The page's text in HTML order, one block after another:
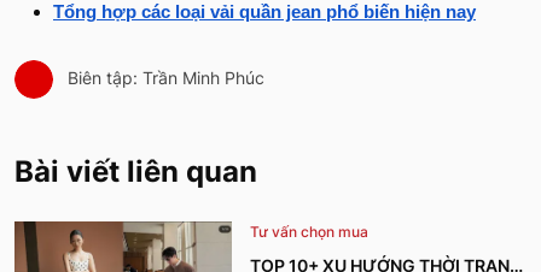
Tổng hợp các loại vải quần jean phổ biến hiện nay
Biên tập: Trần Minh Phúc
Bài viết liên quan
Tư vấn chọn mua
TOP 10+ XU HƯỚNG THỜI TRANG